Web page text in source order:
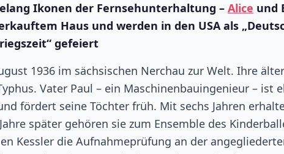
Ikonen der Fernsehunterhaltung – Alice und
Haus und werden in den USA als
gefeiert
1936 im sächsischen Nerchau zur Welt. Ihre
Vater Paul – ein Maschinenbauingenieur – ist
fördert seine Töchter früh. Mit sechs Jahren
später gehören sie zum Ensemble des
Kessler die Aufnahmeprüfung an der